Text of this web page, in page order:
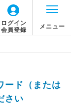
ログイン
会員登録
メニュー
ード（または
さい